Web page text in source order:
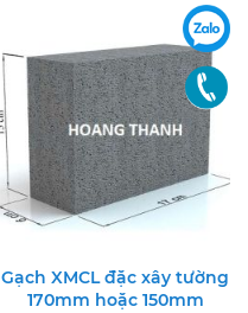
Gạch XMCL đặc xây tường
170mm hoặc 150mm